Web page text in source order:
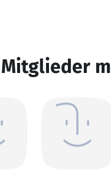
Mitglieder